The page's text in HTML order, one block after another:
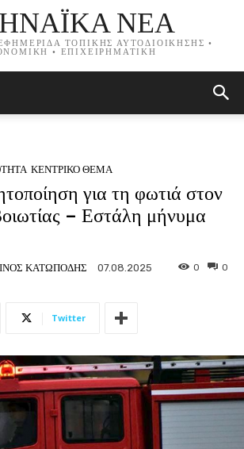
ΝΕΑ
ΤΟΠΙΚΗΣ ΑΥΤΟΔΙΟΙΚΗΣΗΣ •
• ΕΠΙΧΕΙΡΗΜΑΤΙΚΗ
ΚΕΝΤΡΙΚΟ ΘΕΜΑ
για τη φωτιά στον
– Εστάλη μήνυμα
ΚΑΤΩΠΟΔΗΣ 07.08.2025 0
0
Twitter